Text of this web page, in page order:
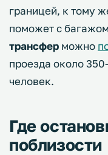
границей, к тому
поможет с
трансфер можно
проезда около
человек.
Где
поблизости